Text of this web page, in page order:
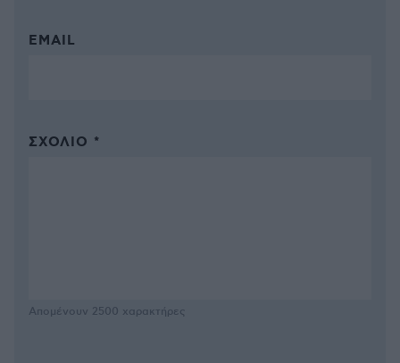
EMAIL
ΣΧΌΛΙΟ *
Απομένουν 2500 χαρακτήρες